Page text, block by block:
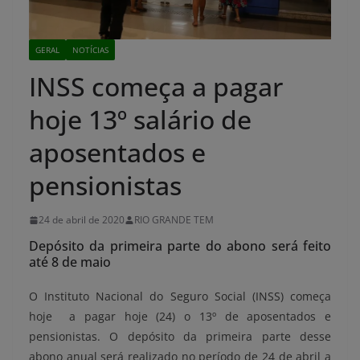
GERAL NOTÍCIAS
INSS começa a pagar
hoje 13º salário de
aposentados e
pensionistas
24 de abril de 2020 RIO GRANDE TEM
Depósito da primeira parte do abono será feito
até 8 de maio
O Instituto Nacional do Seguro Social (INSS) começa
hoje a pagar hoje (24) o 13º de aposentados e
pensionistas. O depósito da primeira parte desse
abono anual será realizado no período de 24 de abril a